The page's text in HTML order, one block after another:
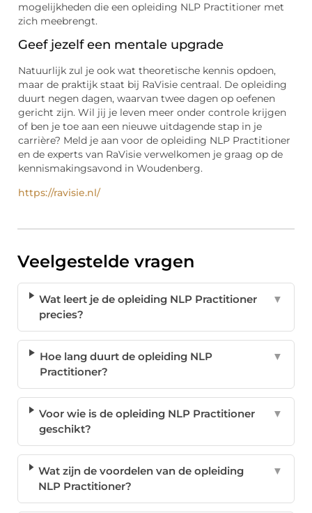
mogelijkheden die een opleiding NLP Practitioner met
zich meebrengt.
Geef jezelf een mentale upgrade
Natuurlijk zul je ook wat theoretische kennis opdoen,
maar de praktijk staat bij RaVisie centraal. De opleiding
duurt negen dagen, waarvan twee dagen op oefenen
gericht zijn. Wil jij je leven meer onder controle krijgen
of ben je toe aan een nieuwe uitdagende stap in je
carrière? Meld je aan voor de opleiding NLP Practitioner
en de experts van RaVisie verwelkomen je graag op de
kennismakingsavond in Woudenberg.
https://ravisie.nl/
Veelgestelde vragen
Wat leert je de opleiding NLP Practitioner
precies?
▼
Hoe lang duurt de opleiding NLP
Practitioner?
▼
Voor wie is de opleiding NLP Practitioner
geschikt?
▼
Wat zijn de voordelen van de opleiding
NLP Practitioner?
▼